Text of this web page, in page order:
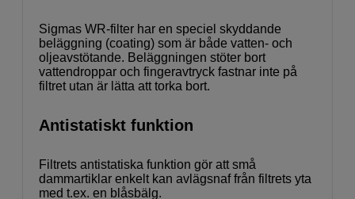
Sigmas WR-filter har en speciel skyddande
beläggning (coating) som är både vatten- och
oljeavstötande. Beläggningen stöter bort
vattendroppar och fingeravtryck fastnar inte på
filtret utan är lätta att torka bort.
Antistatiskt funktion
Filtrets antistatiska funktion gör att små
dammartiklar enkelt kan avlägsnaf från filtrets yta
med t.ex. en blåsbälg.